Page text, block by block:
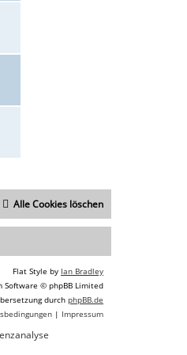
Alle Cookies löschen
Flat Style by Ian Bradley
Software © phpBB Limited
durch phpBB.de
| Impressum